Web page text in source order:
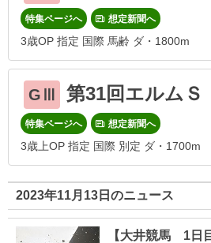
特集ページへ 想定新聞へ
3歳OP 指定 国際 馬齢 ダ・1800m
GⅢ 第31回エルムＳ
特集ページへ 想定新聞へ
3歳上OP 指定 国際 別定 ダ・1700m
2023年11月13日のニュース
【大井競馬 1日